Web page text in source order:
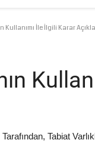
Kullanımı İle İlgili Karar
Tabiat